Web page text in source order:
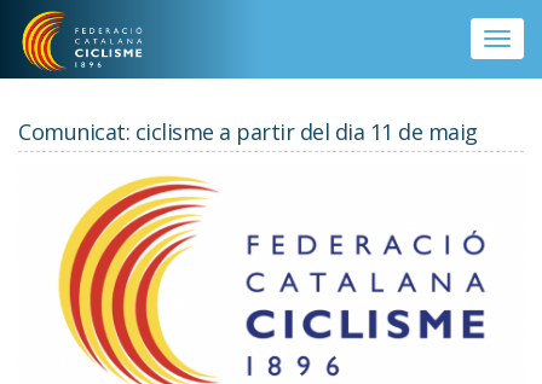
Vés al contingut
Toggle
Comunicat: ciclisme a partir del dia 11 de maig